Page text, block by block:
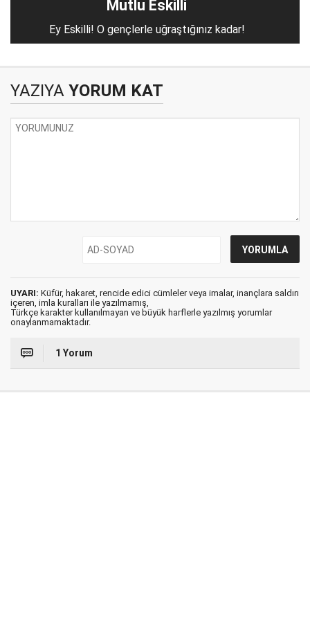
Mutlu Eskilli
Ey Eskilli! O gençlerle uğraştığınız kadar!
YAZIYA YORUM KAT
UYARI: Küfür, hakaret, rencide edici cümleler veya imalar, inançlara saldırı
içeren, imla kuralları ile yazılmamış,
Türkçe karakter kullanılmayan ve büyük harflerle yazılmış yorumlar
onaylanmamaktadır.
1 Yorum